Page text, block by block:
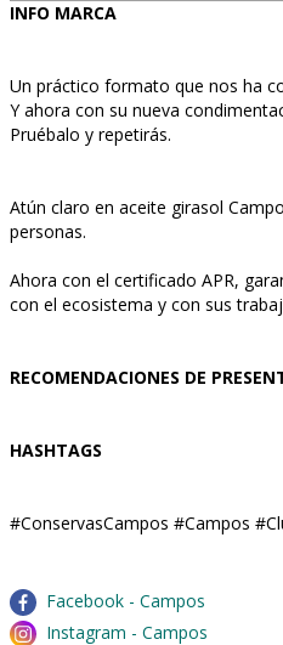
INFO MARCA
Un práctico formato que nos ha
Y ahora con su nueva
Pruébalo y repetirás.
Atún claro en aceite girasol
personas.
Ahora con el certificado APR,
con el ecosistema y con sus
RECOMENDACIONES DE
HASHTAGS
#ConservasCampos #Campos
Facebook - Campos
Instagram - Campos